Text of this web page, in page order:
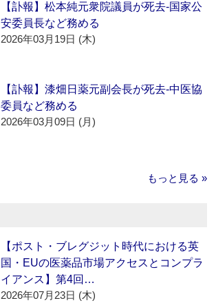
【訃報】松本純元衆院議員が死去‐国家公
安委員長など務める
2026年03月19日 (木)
【訃報】漆畑日薬元副会長が死去‐中医協
委員など務める
2026年03月09日 (月)
もっと見る »
【ポスト・ブレグジット時代における英
国・EUの医薬品市場アクセスとコンプラ
イアンス】第4回…
2026年07月23日 (木)